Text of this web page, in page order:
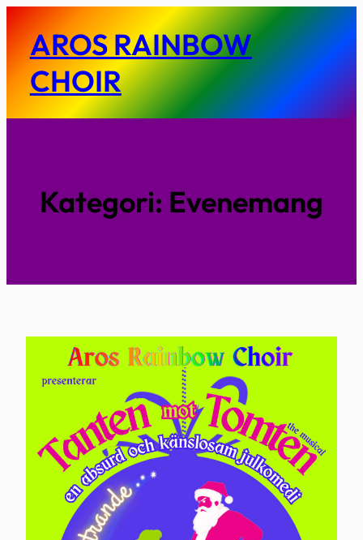
innehåll
AROS RAINBOW
CHOIR
Kategori: Evenemang